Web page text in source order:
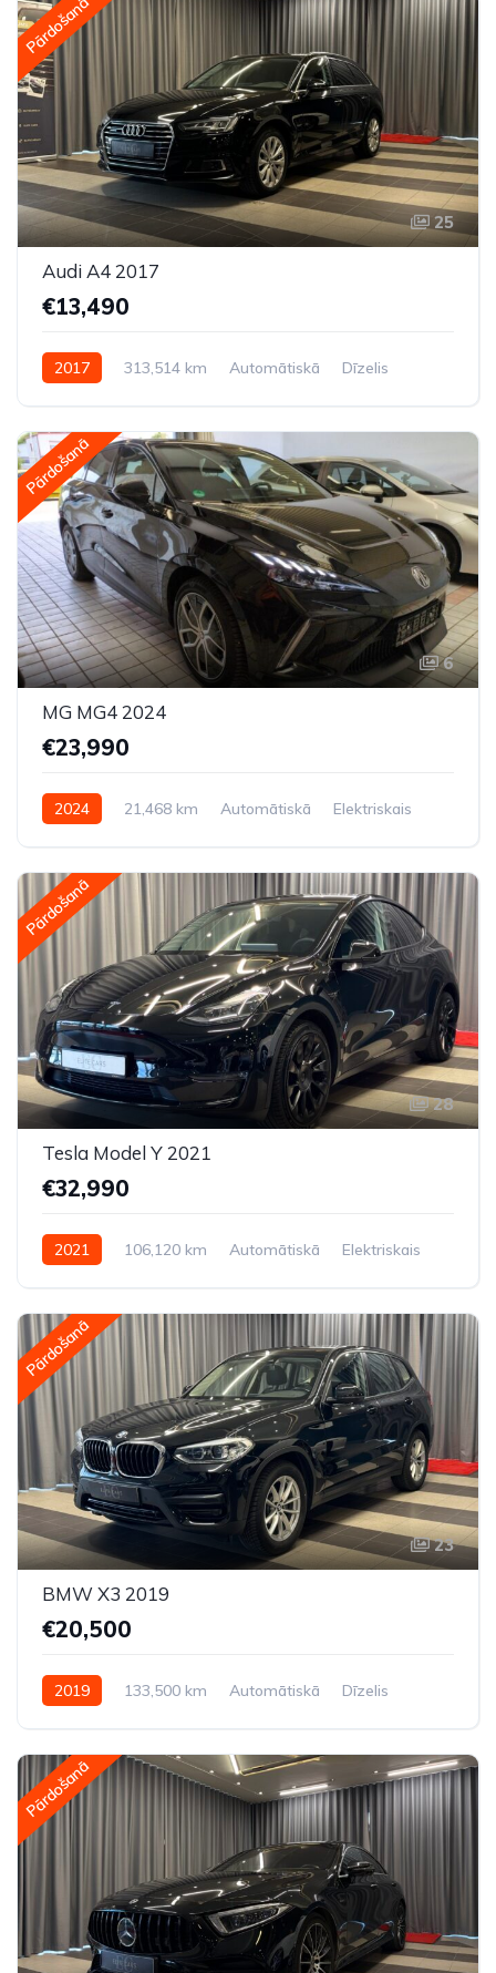
Pārdošanā
25
Audi A4 2017
€13,490
2017 313,514 km Automātiskā
Dīzelis
Pārdošanā
6
MG MG4 2024
€23,990
2024 21,468 km Automātiskā
Elektriskais
Pārdošanā
28
Tesla Model Y 2021
€32,990
2021 106,120 km Automātiskā
Elektriskais
Pārdošanā
23
BMW X3 2019
€20,500
2019 133,500 km Automātiskā
Dīzelis
Pārdošanā